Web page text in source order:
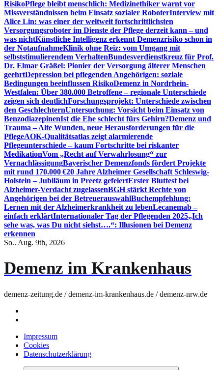
RisikoPflege bleibt menschlich: Medizinethiker warnt vor
Missverständnissen beim Einsatz sozialer RoboterInterview mit
Alice Lin: was einer der weltweit fortschrittlichsten
Versorgungsroboter im Dienste der Pflege derzeit kann – und
was nichtKünstliche Intelligenz erkennt Demenzrisiko schon in
der NotaufnahmeKlinik ohne Reiz: vom Umgang mit
selbststimulierendem VerhaltenBundesverdienstkreuz für Prof.
Dr. Elmar Gräßel: Pionier der Versorgung älterer Menschen
geehrtDepression bei pflegenden Angehörigen: soziale
Bedingungen beeinflussen RisikoDemenz in Nordrhein-
Westfalen: Über 380.000 Betroffene – regionale Unterschiede
zeigen sich deutlichForschungsprojekt: Unterschiede zwischen
den GeschlechternUntersuchung: Vorsicht beim Einsatz von
BenzodiazepinenIst die Ehe schlecht fürs Gehirn?Demenz und
Trauma – Alte Wunden, neue Herausforderungen für die
PflegeAOK-Qualitätsatlas zeigt alarmierende
Pflegeunterschiede – kaum Fortschritte bei riskanter
MedikationVom „Recht auf Verwahrlosung“ zur
VernachlässigungBayerischer Demenzfonds fördert Projekte
mit rund 170.000 €20 Jahre Alzheimer Gesellschaft Schleswig-
Holstein – Jubiläum in Preetz gefeiertErster Bluttest bei
Alzheimer-Verdacht zugelassenBGH stärkt Rechte von
Angehörigen bei der BetreuerauswahlBuchempfehlung:
Lernen mit der Alzheimerkrankheit zu lebenLecanemab –
einfach erklärtInternationaler Tag der Pflegenden 2025„Ich
sehe was, was Du nicht siehst….“: Illusionen bei Demenz
erkennen
So.. Aug. 9th, 2026
Demenz im Krankenhaus
demenz-zeitung.de / demenz-im-krankenhaus.de / demenz-nrw.de
Impressum
Cookies
Datenschutzerklärung